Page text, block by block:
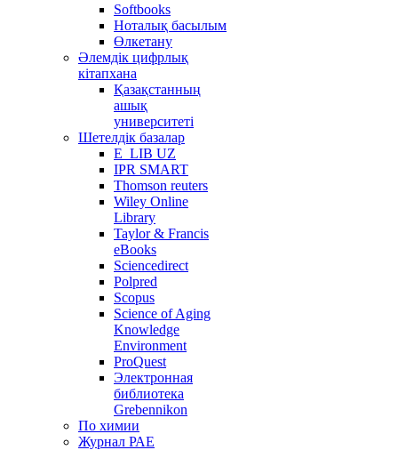
Softbooks
Ноталық басылым
Өлкетану
Әлемдік цифрлық
кітапхана
Қазақстанның
ашық
университеті
Шетелдік базалар
E_LIB UZ
IPR SMART
Thomson reuters
Wiley Online
Library
Taylor & Francis
eBooks
Sciencedirect
Polpred
Scopus
Science of Aging
Knowledge
Environment
ProQuest
Электронная
библиотека
Grebennikon
По химии
Журнал РАЕ